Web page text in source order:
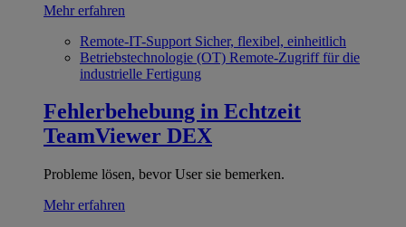
Mehr erfahren
Remote-IT-Support Sicher, flexibel, einheitlich
Betriebstechnologie (OT) Remote-Zugriff für die
industrielle Fertigung
Fehlerbehebung in Echtzeit
TeamViewer DEX
Probleme lösen, bevor User sie bemerken.
Mehr erfahren